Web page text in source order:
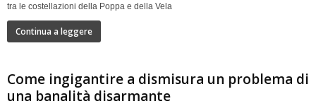
tra le costellazioni della Poppa e della Vela
Continua a leggere
Come ingigantire a dismisura un problema di
una banalità disarmante